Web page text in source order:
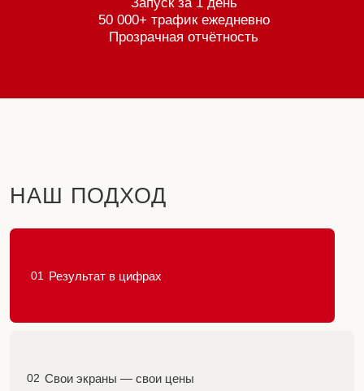
НАШ ПОДХОД
01 Результат в цифрах
02 Свои экраны — свои цены